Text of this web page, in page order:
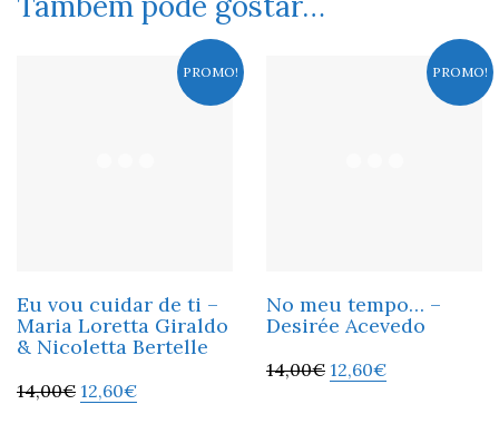
PROMO!
Eu vou cuidar de ti –
Maria Loretta Giraldo
& Nicoletta Bertelle
14,00€ 12,60€
PROMO!
No meu tempo… –
Desirée Acevedo
14,00€ 12,60€